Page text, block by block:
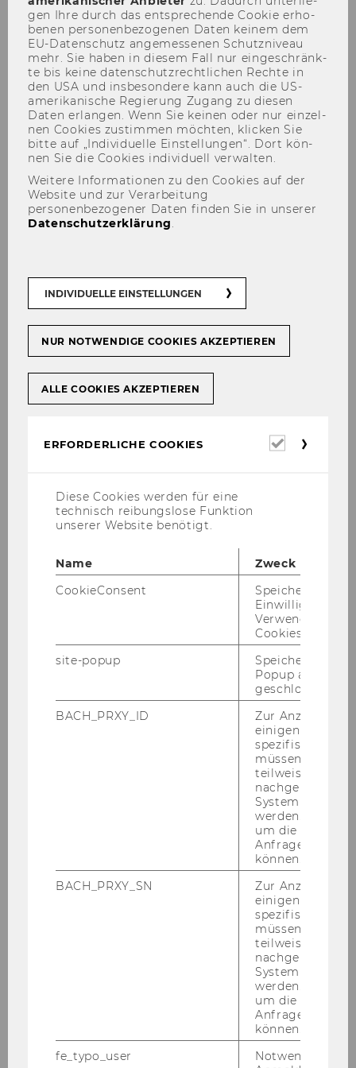
November 2009
Mitteilungsblatt vom 4.
November 2009, 5. Stück
Mitteilungsblatt vom 11.
November 2009, 6. Stück
Mitteilungsblatt vom 18.
November 2009, 7. Stück
Mitteilungsblatt vom 25.
Studienjahr 2009/2010
November 2009
Mitteilungsblatt vom 4. November 2009, 5.
Stück
Stück
Mitteilungsblatt vom 18. November 2009, 7.
Mitteilungsblatt vom 25. November 2009, 8.
Stück
Dezember 2009
April 2010
gen Ihre durch das ent­spre­chen­de Coo­kie er­ho­
be­nen per­so­nen­be­zo­ge­nen Daten kei­nem dem
EU-​Datenschutz an­ge­mes­se­nen Schutz­ni­veau
mehr. Sie haben in die­sem Fall nur ein­ge­schränk­
te bis keine da­ten­schutz­recht­li­chen Rech­te in
den USA und ins­be­son­de­re kann auch die US-​
amerikanische Re­gie­rung Zu­gang zu die­sen
Daten er­lan­gen. Wenn Sie kei­nen oder nur ein­zel­
nen Coo­kies zu­stim­men möch­ten, kli­cken Sie
bitte auf „In­di­vi­du­el­le Ein­stel­lun­gen“. Dort kön­
nen Sie die Coo­kies in­di­vi­du­ell ver­wal­ten.
Weitere Informationen zu den Cookies auf der
Website und zur Verarbeitung
personenbezogener Daten finden Sie in unserer
Datenschutzerklärung.
INDIVIDUELLE EINSTELLUNGEN
NUR NOTWENDIGE COOKIES AKZEPTIEREN
ALLE COOKIES AKZEPTIEREN
ERFORDERLICHE COOKIES
Diese Cookies werden für eine
technisch reibungslose Funktion
unserer Website benötigt.
Name
Zweck
CookieConsent
Speichert Ihre
Einwilligung zur
Verwendung von
Cookies.
site-popup
Speichert ob ein
Popup
geschlossen
BACH_PRXY_ID
Zur Anzeige von
einigen WU-
spezifischen
müssen
teilweise von
nachgelagerten
System
werden.
um die Antwort
Anfrage
können.
BACH_PRXY_SN
Zur Anzeige von
einigen WU-
spezifischen
müssen
teilweise von
nachgelagerten
System
werden.
um die Antwort
Anfrage
können.
fe_typo_user
Notwendig für